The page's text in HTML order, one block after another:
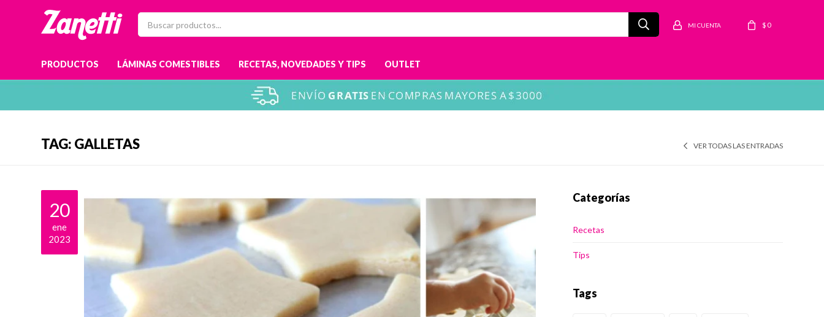
PRODUCTOS LÁMINAS COMESTIBLES RECETAS, NOVEDADES Y TIPS OUTLET
$ 0
TAG: GALLETAS VER TODAS LAS ENTRADAS
20
ene
2023
Categorías
Recetas
Tips
Tags